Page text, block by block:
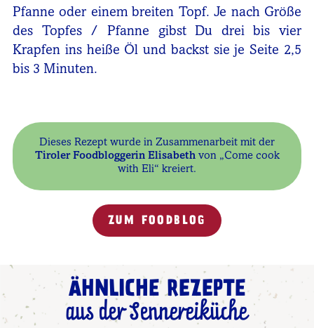
Pfanne oder einem breiten Topf. Je nach Größe
des Topfes / Pfanne gibst Du drei bis vier
Krapfen ins heiße Öl und backst sie je Seite 2,5
bis 3 Minuten.
Dieses Rezept wurde in Zusammenarbeit mit der
Tiroler Foodbloggerin Elisabethvon „Come cook
with Eli“ kreiert.
ZUM FOODBLOG
ÄHNLICHE REZEPTE
aus der Sennereiküche